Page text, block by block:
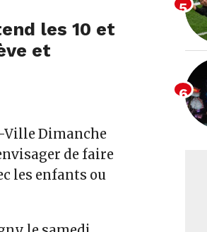
les 10 et
et
Ville Dimanche
de faire
les enfants ou